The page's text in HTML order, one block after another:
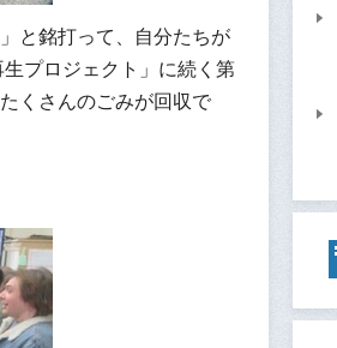
と銘打って、自分たちが
プロジェクト」に続く第
くさんのごみが回収で